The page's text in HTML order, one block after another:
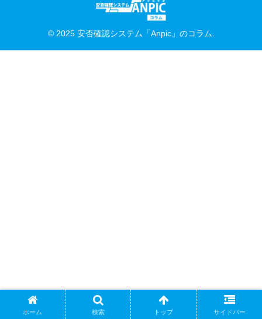
© 2025 安否確認システム「Anpic」のコラム.
ホーム 検索 トップ サイドバー